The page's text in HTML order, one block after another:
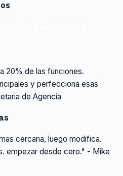
20% de las funciones.
y perfecciona esas
de Agencia
cercana, luego modifica.
empezar desde cero." - Mike